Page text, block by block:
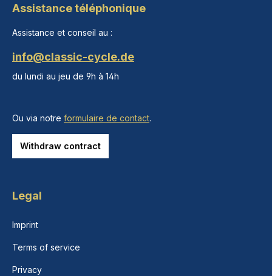
Assistance téléphonique
Assistance et conseil au :
info@classic-cycle.de
du lundi au jeu de 9h à 14h
Ou via notre formulaire de contact.
Withdraw contract
Legal
Imprint
Terms of service
Privacy